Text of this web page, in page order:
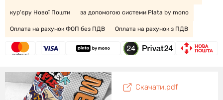
кур'єру Нової Пошти за допомогою системи Plata by mono
Оплата на рахунок ФОП без ПДВ Оплата на рахунок з ПДВ
Скачати.pdf